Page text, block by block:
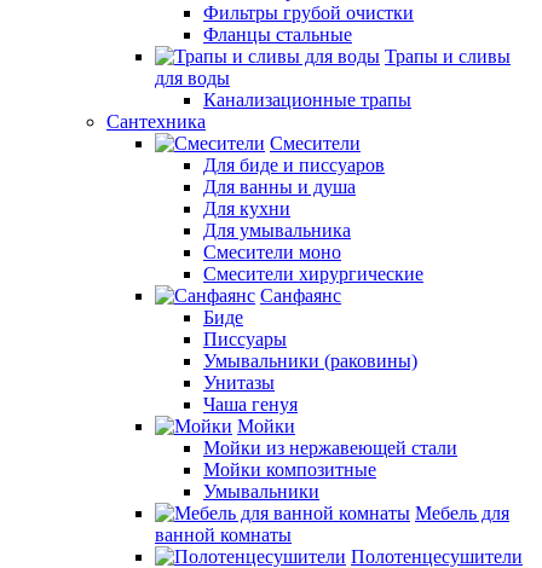
Фильтры грубой очистки
Фланцы стальные
Трапы и сливы
для воды
Канализационные трапы
Сантехника
Смесители
Для биде и писсуаров
Для ванны и душа
Для кухни
Для умывальника
Смесители моно
Смесители хирургические
Санфаянс
Биде
Писсуары
Умывальники (раковины)
Унитазы
Чаша генуя
Мойки
Мойки из нержавеющей стали
Мойки композитные
Умывальники
Мебель для
ванной комнаты
Полотенцесушители